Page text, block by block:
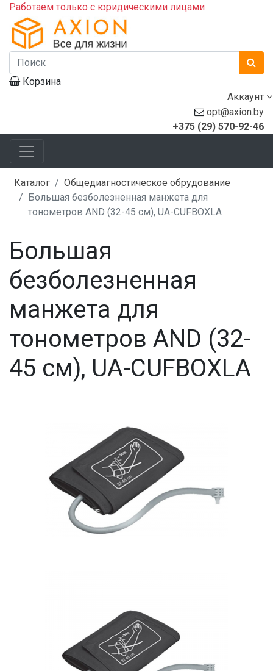
Работаем только с юридическими лицами
Корзина
Аккаунт
opt@axion.by
+375 (29) 570-92-46
Каталог
Общедиагностическое обрудование
Большая безболезненная манжета для
тонометров AND (32-45 см), UA-CUFBOXLA
Большая
безболезненная
манжета для
тонометров AND (32-
45 см), UA-CUFBOXLA